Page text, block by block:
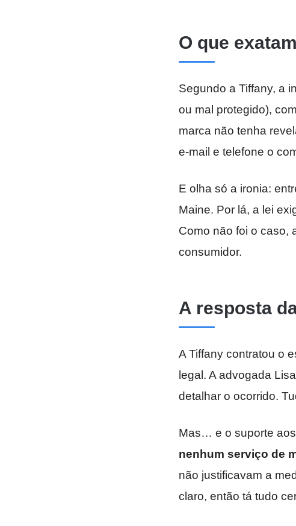
O que
Segundo a Tiffany, a
ou mal protegido),
marca não tenha
e-mail e telefone o
E olha só a ironia:
Maine. Por lá, a lei
Como não foi o caso,
consumidor.
A resposta
A Tiffany contratou o
legal. A advogada
detalhar o ocorrido.
Mas… e o suporte
nenhum serviço de
não justificavam a
claro, então tá tudo